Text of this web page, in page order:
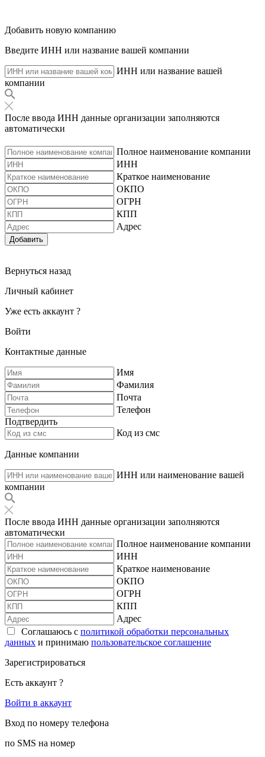
Добавить новую компанию
Введите ИНН или название вашей компании
ИНН или название вашей
компании
После ввода ИНН данные организации заполняются
автоматически
Полное наименование компании
ИНН
Краткое наименование
ОКПО
ОГРН
КПП
Адрес
Добавить
Вернуться назад
Личный кабинет
Уже есть аккаунт ?
Войти
Контактные данные
Имя
Фамилия
Почта
Телефон
Подтвердить
Код из смс
Данные компании
ИНН или наименование вашей
компании
После ввода ИНН данные организации заполняются
автоматически
Полное наименование компании
ИНН
Краткое наименование
ОКПО
ОГРН
КПП
Адрес
Соглашаюсь с политикой обработки персональных
данных и принимаю пользовательское соглашение
Зарегистрироваться
Есть аккаунт ?
Войти в аккаунт
Вход по номеру телефона
по SMS на номер